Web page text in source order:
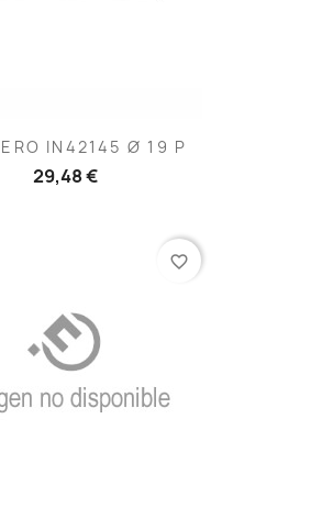
IN42145 Ø 19 P
29,48 €
favorite_border